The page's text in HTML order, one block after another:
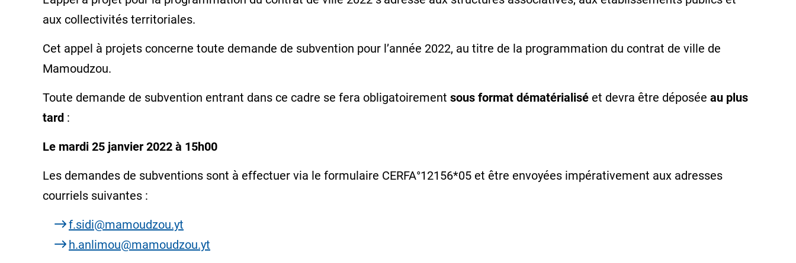
aux collectivités territoriales.
Cet appel à projets concerne toute demande de subvention pour l’année 2022, au titre de la programmation du contrat de ville de
Mamoudzou.
Toute demande de subvention entrant dans ce cadre se fera obligatoirement sous format dématérialisé et devra être déposée au plus
tard :
Le mardi 25 janvier 2022 à 15h00
Les demandes de subventions sont à effectuer via le formulaire CERFA°12156*05 et être envoyées impérativement aux adresses
courriels suivantes :
f.sidi@mamoudzou.yt
h.anlimou@mamoudzou.yt